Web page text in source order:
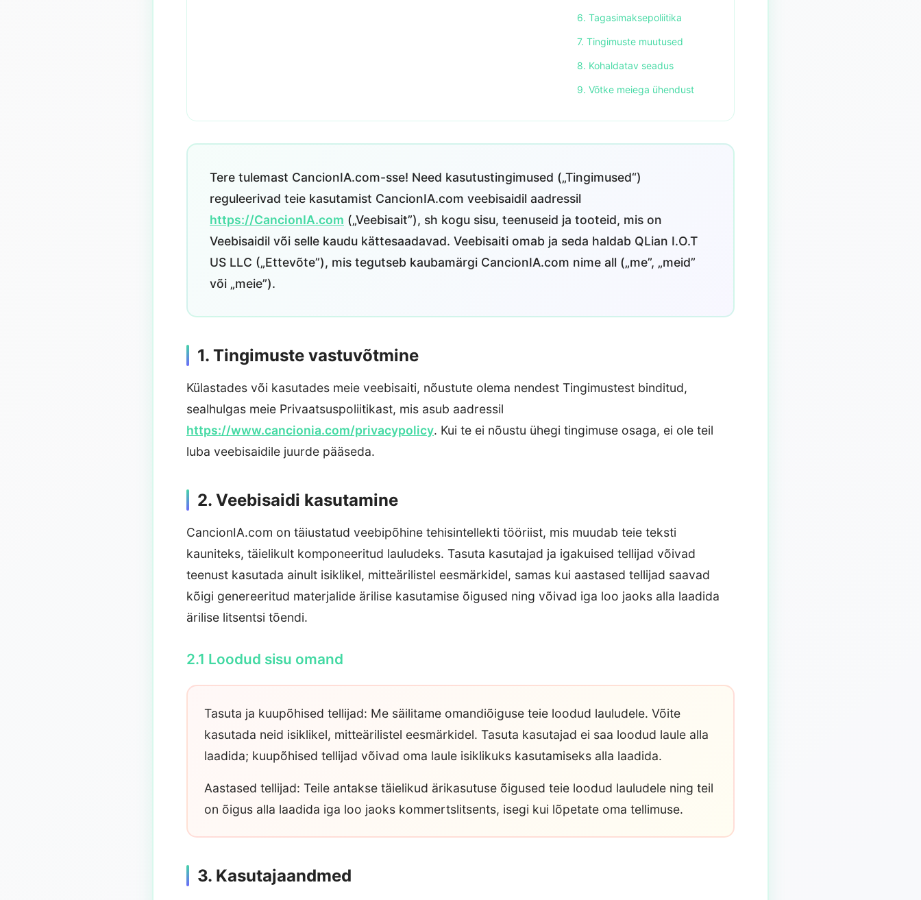
6. Tagasimaksepoliitika
7. Tingimuste muutused
8. Kohaldatav seadus
9. Võtke meiega ühendust
Tere tulemast CancionIA.com-sse! Need kasutustingimused („Tingimused“)
reguleerivad teie kasutamist CancionIA.com veebisaidil aadressil
https://CancionIA.com („Veebisait”), sh kogu sisu, teenuseid ja tooteid, mis on
Veebisaidil või selle kaudu kättesaadavad. Veebisaiti omab ja seda haldab QLian I.O.T
US LLC („Ettevõte”), mis tegutseb kaubamärgi CancionIA.com nime all („me”, „meid”
või „meie”).
1. Tingimuste vastuvõtmine
Külastades või kasutades meie veebisaiti, nõustute olema nendest Tingimustest binditud,
sealhulgas meie Privaatsuspoliitikast, mis asub aadressil
https://www.cancionia.com/privacypolicy. Kui te ei nõustu ühegi tingimuse osaga, ei ole teil
luba veebisaidile juurde pääseda.
2. Veebisaidi kasutamine
CancionIA.com on täiustatud veebipõhine tehisintellekti tööriist, mis muudab teie teksti
kauniteks, täielikult komponeeritud lauludeks. Tasuta kasutajad ja igakuised tellijad võivad
teenust kasutada ainult isiklikel, mitteärilistel eesmärkidel, samas kui aastased tellijad saavad
kõigi genereeritud materjalide ärilise kasutamise õigused ning võivad iga loo jaoks alla laadida
ärilise litsentsi tõendi.
2.1 Loodud sisu omand
Tasuta ja kuupõhised tellijad: Me säilitame omandiõiguse teie loodud lauludele. Võite
kasutada neid isiklikel, mitteärilistel eesmärkidel. Tasuta kasutajad ei saa loodud laule alla
laadida; kuupõhised tellijad võivad oma laule isiklikuks kasutamiseks alla laadida.
Aastased tellijad: Teile antakse täielikud ärikasutuse õigused teie loodud lauludele ning teil
on õigus alla laadida iga loo jaoks kommertslitsents, isegi kui lõpetate oma tellimuse.
3. Kasutajaandmed